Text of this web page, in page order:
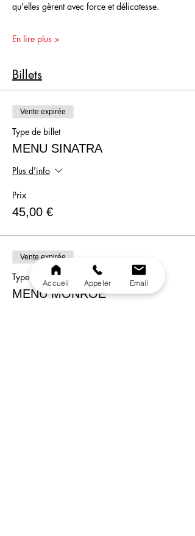
qu'elles gèrent avec force et délicatesse.
En lire plus >
Billets
Vente expirée
Type de billet
MENU SINATRA
Plus d'info
Prix
45,00 €
Vente expirée
Type de billet
MENU MONROE
Accueil Appeler Email